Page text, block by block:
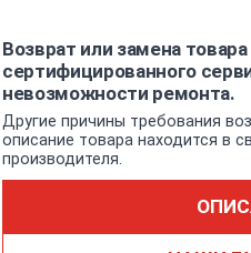
Возврат или замена
сертифицированного
невозможности ремонта.
Другие причины требования
описание товара находится в
производителя.